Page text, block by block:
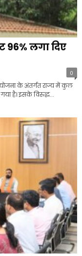
96% लगा दिए
0
योजना के अंतर्गत राज्य में कुल
गया है। इसके विरुद्ध...